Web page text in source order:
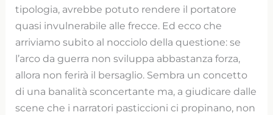
tipologia, avrebbe potuto rendere il portatore
quasi invulnerabile alle frecce. Ed ecco che
arriviamo subito al nocciolo della questione: se
l’arco da guerra non sviluppa abbastanza forza,
allora non ferirà il bersaglio. Sembra un concetto
di una banalità sconcertante ma, a giudicare dalle
scene che i narratori pasticcioni ci propinano, non